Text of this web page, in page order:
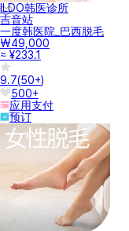
ILDO韩医诊所
吉音站
一度韩医院_巴西脱毛
₩49,000
≈ ¥233.1
9.7(50+)
500+
应用支付
预订